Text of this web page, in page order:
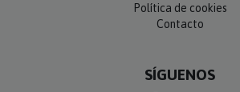
Política de cookies
Contacto
SÍGUENOS